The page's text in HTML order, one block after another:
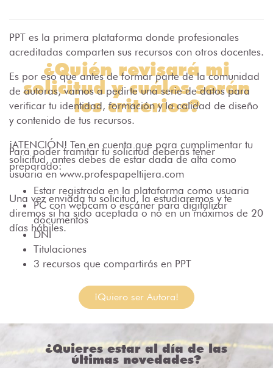
PPT es la primera plataforma donde profesionales
acreditadas comparten sus recursos con otros docentes.
Es por eso que antes de formar parte de la comunidad
de autoras, vamos a pedirte una serie de datos para
verificar tu identidad, formación y la calidad de diseño
y contenido de tus recursos.
¡ATENCIÓN! Ten en cuenta que para cumplimentar tu
solicitud, antes debes de estar dada de alta como
usuaria en www.profespapeltijera.com
Una vez enviada tu solicitud, la estudiaremos y te
diremos si ha sido aceptada o no en un máximos de 20
días hábiles.
¿Quién revisará mi
solicitud y cuáles serán
los criterios?
Para poder tramitar tu solicitud deberás tener
preparado:
Estar registrada en la plataforma como usuaria
PC con webcam o escaner para digitalizar
documentos
DNI
Titulaciones
3 recursos que compartirás en PPT
¡Quiero ser Autora!
¿Quieres estar al día de las
últimas novedades?